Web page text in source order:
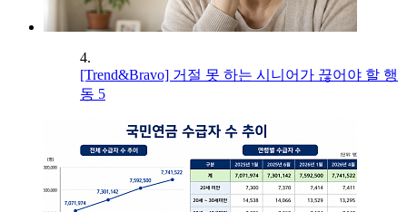
4.
[Trend&Bravo] 거절 못 하는 시니어가 끊어야 할 행
동 5